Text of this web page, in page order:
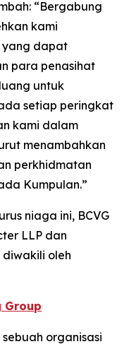
“Bergabung
kami
yang dapat
para penasihat
untuk
setiap peringkat
kami dalam
menambahkan
perkhidmatan
Kumpulan.”
niaga ini, BCVG
LLP dan
diwakili oleh
Group
sebuah organisasi